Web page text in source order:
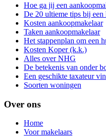
Hoe ga jij een
De 20 ultieme tips bij een
Kosten aankoopmakelaar
Taken aankoopmakelaar
Het stappenplan om een
Kosten Koper (k.k.)
Alles over NHG
De betekenis van onder
Een geschikte taxateur
Soorten woningen
Over ons
Home
Voor makelaars